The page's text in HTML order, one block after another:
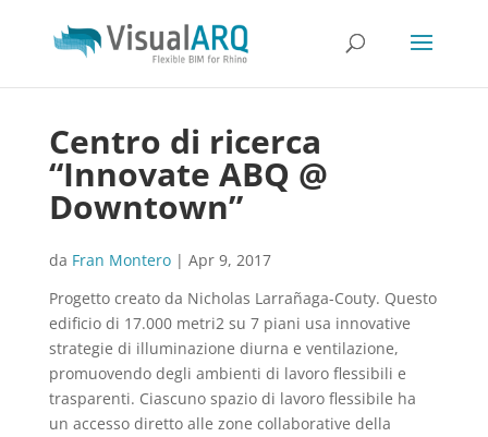
Centro di ricerca
“Innovate ABQ @
Downtown”
da Fran Montero| Apr 9, 2017
Progetto creato da Nicholas Larrañaga-Couty. Questo
edificio di 17.000 metri2 su 7 piani usa innovative
strategie di illuminazione diurna e ventilazione,
promuovendo degli ambienti di lavoro flessibili e
trasparenti. Ciascuno spazio di lavoro flessibile ha
un accesso diretto alle zone collaborative della